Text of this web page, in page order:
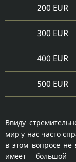
200 EUR
300 EUR
400 EUR
500 EUR
Ввиду
мир у нас часто
в этом вопросе не
имеет большой